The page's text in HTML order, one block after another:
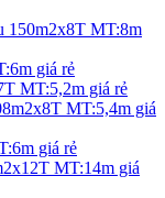
150m2x8T MT:8m
giá rẻ
MT:5,2m giá rẻ
MT:5,4m giá
giá rẻ
MT:14m giá